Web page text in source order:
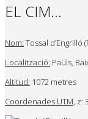
EL CIM…
Nom: Tossal d’Engrilló
Localització: Paüls,
Altitud: 1072 metres
Coordenades UTM, z: